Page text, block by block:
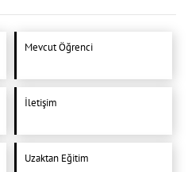
Mevcut Öğrenci
İletişim
Uzaktan Eğitim